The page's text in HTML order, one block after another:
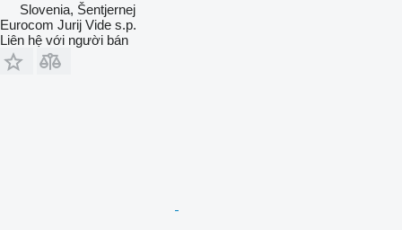
Slovenia, Šentjernej
Eurocom Jurij Vide s.p.
Liên hệ với người bán